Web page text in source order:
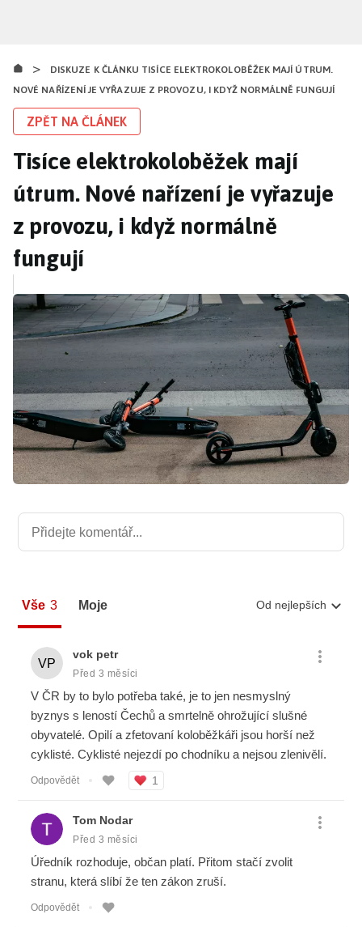
obsahu
>
DISKUZE K ČLÁNKU TISÍCE ELEKTROKOLOBĚŽEK MAJÍ ÚTRUM.
NOVÉ NAŘÍZENÍ JE VYŘAZUJE Z PROVOZU, I KDYŽ NORMÁLNĚ FUNGUJÍ
ZPĚT NA ČLÁNEK
Tisíce elektrokoloběžek mají
útrum. Nové nařízení je vyřazuje
z provozu, i když normálně
fungují